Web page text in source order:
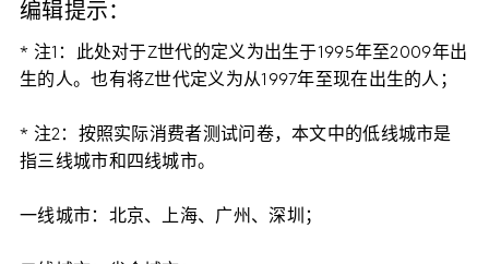
编辑提示：
* 注1：此处对于Z世代的定义为出生于1995年至2009年出
生的人。也有将Z世代定义为从1997年至现在出生的人；
* 注2：按照实际消费者测试问卷，本文中的低线城市是
指三线城市和四线城市。
一线城市：北京、上海、广州、深圳；